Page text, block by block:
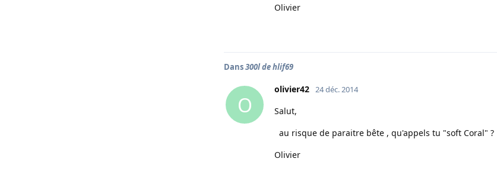
Olivier
Dans300l de hlif69
O
olivier42 24 déc. 2014
Salut,
au risque de paraitre bête , qu'appels tu "soft Coral" ?
Olivier